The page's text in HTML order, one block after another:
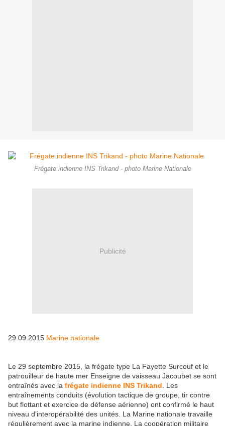
Frégate indienne INS Trikand - photo Marine Nationale
Publicité
29.09.2015 Marine nationale
Le 29 septembre 2015, la frégate type La Fayette Surcouf et le
patrouilleur de haute mer Enseigne de vaisseau Jacoubet se sont
entraînés avec la frégate indienne INS Trikand . Les
entraînements conduits (évolution tactique de groupe, tir contre
but flottant et exercice de défense aérienne) ont confirmé le haut
niveau d’interopérabilité des unités. La Marine nationale travaille
régulièrement avec la marine indienne. La coopération militaire